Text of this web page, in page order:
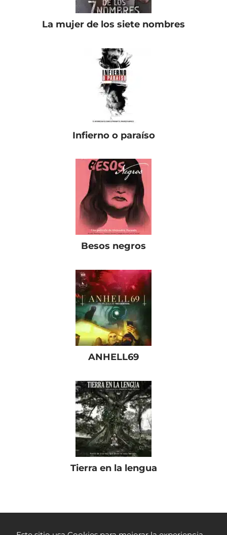
La mujer de los siete nombres
Infierno o paraíso
Besos negros
ANHELL69
Tierra en la lengua